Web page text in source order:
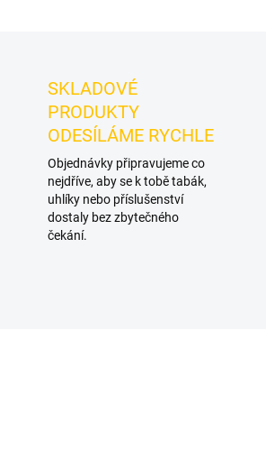
SKLADOVÉ
PRODUKTY
ODESÍLÁME RYCHLE
Objednávky připravujeme co
nejdříve, aby se k tobě tabák,
uhlíky nebo příslušenství
dostaly bez zbytečného
čekání.